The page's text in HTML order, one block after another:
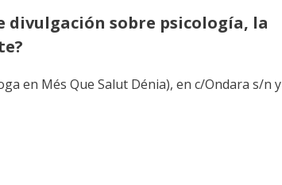
divulgación sobre psicología, la
en Més Que Salut Dénia), en c/Ondara s/n y